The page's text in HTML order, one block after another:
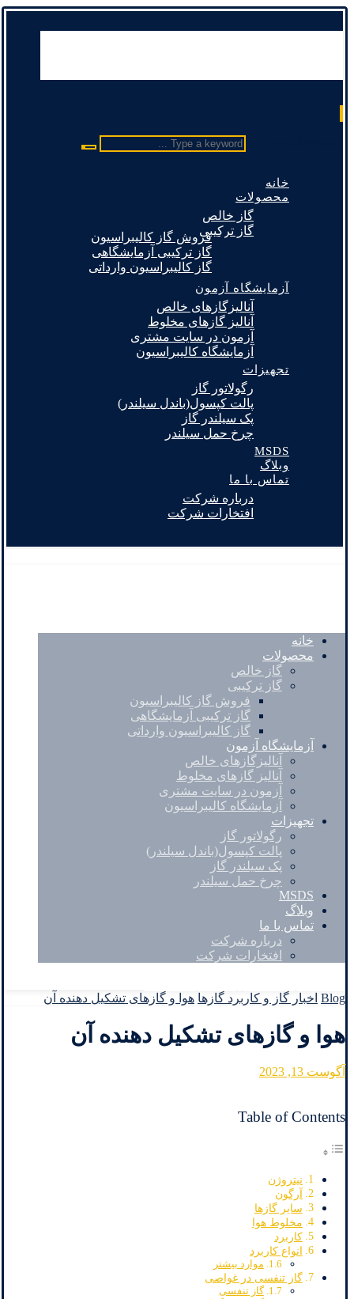
خانه
محصولات
گاز خالص
گاز ترکیبیفروش گاز کالیبراسیون
گاز ترکیبی آزمایشگاهی
گاز کالیبراسیون وارداتی
آزمایشگاه آزمون
آنالیزگازهای خالص
آنالیز گازهای مخلوط
آزمون در سایت مشتری
آزمایشگاه کالیبراسیون
تجهیزات
رگولاتور گاز
پالت کپسول(باندل سیلندر)
پک سیلندر گاز
چرخ حمل سیلندر
MSDS
وبلاگ
تماس با ما
درباره شرکت
افتخارات شرکت
خانه
محصولات
گاز خالص
گاز ترکیبی
فروش گاز کالیبراسیون
گاز ترکیبی آزمایشگاهی
گاز کالیبراسیون وارداتی
آزمایشگاه آزمون
آنالیزگازهای خالص
آنالیز گازهای مخلوط
آزمون در سایت مشتری
آزمایشگاه کالیبراسیون
تجهیزات
رگولاتور گاز
پالت کپسول(باندل سیلندر)
پک سیلندر گاز
چرخ حمل سیلندر
MSDS
وبلاگ
تماس با ما
درباره شرکت
افتخارات شرکت
Blog اخبار گاز و کاربرد گازها هوا و گازهای تشکیل دهنده آن
هوا و گازهای تشکیل دهنده آن
آگوست 13, 2023
Table of Contents
نیتروژن
آرگون
سایر گازها
مخلوط هوا
کاربرد
انواع کاربرد
موارد بیشتر
گاز تنفسی در غواصی
گاز تنفسی